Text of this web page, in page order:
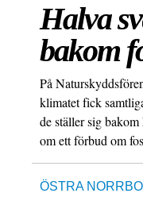
Halva
bakom
På
klimatet fick
de ställer sig
om ett förbud om
ÖSTRA